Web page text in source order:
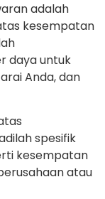
adalah
kesempatan
daya untuk
Anda, dan
spesifik
kesempatan
atau